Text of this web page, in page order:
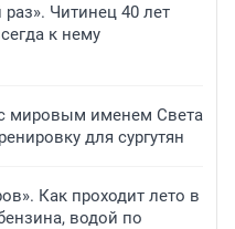
Читинец 40 лет
к нему
мировым именем Света
для сургутян
Как проходит лето в
водой по